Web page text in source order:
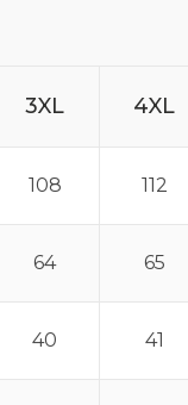
3XL 4XL
108 112
64 65
40 41